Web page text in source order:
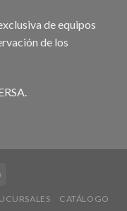
de equipos
de los
CATÁLOGO